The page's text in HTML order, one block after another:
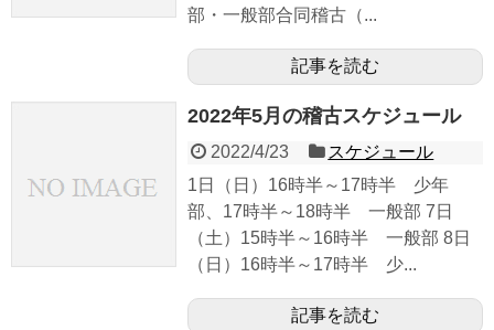
部・一般部合同稽古（...
記事を読む
2022年5月の稽古スケジュール
2022/4/23
スケジュール
1日（日）16時半～17時半 少年
部、17時半～18時半 一般部 7日
（土）15時半～16時半 一般部 8日
（日）16時半～17時半 少...
記事を読む